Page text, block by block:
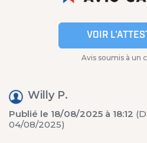
VOIR
Avis soumis à un
Willy P.
Publié le 18/08/2025 à 18:12
04/08/2025)